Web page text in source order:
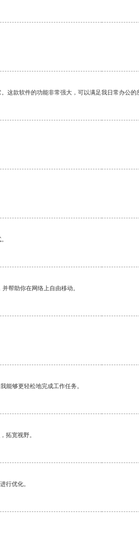
这款软件的功能非常强大，可以满足我日常办公的
帮助你在网络上自由移动。
能够更轻松地完成工作任务。
拓宽视野。
行优化。